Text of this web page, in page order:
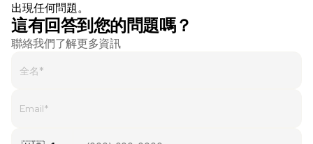
出現任何問題。
這有回答到您的問題嗎？
聯絡我們了解更多資訊